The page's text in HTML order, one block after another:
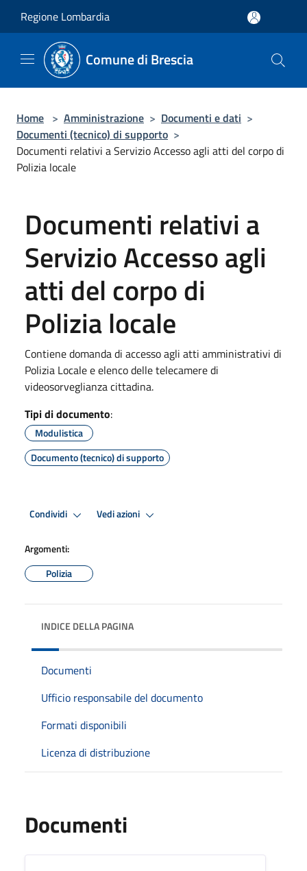
Regione Lombardia
Comune di Brescia
Home > Amministrazione > Documenti e dati >
Documenti (tecnico) di supporto >
Documenti relativi a Servizio Accesso agli atti del corpo di
Polizia locale
Documenti relativi a
Servizio Accesso agli
atti del corpo di
Polizia locale
Contiene domanda di accesso agli atti amministrativi di
Polizia Locale e elenco delle telecamere di
videosorveglianza cittadina.
Tipi di documento:
Modulistica
Documento (tecnico) di supporto
Condividi Vedi azioni
Argomenti:
Polizia
INDICE DELLA PAGINA
Documenti
Ufficio responsabile del documento
Formati disponibili
Licenza di distribuzione
Documenti